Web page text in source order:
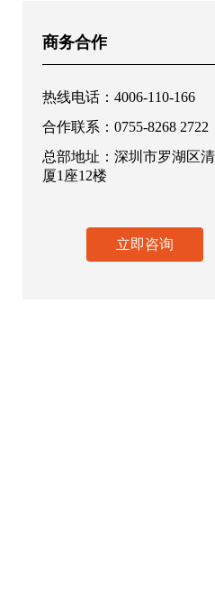
商务合作
热线电话：4006-110-166
合作联系：0755-8268 2722
总部地址：深圳市罗湖区
厦1座12楼
立即咨询